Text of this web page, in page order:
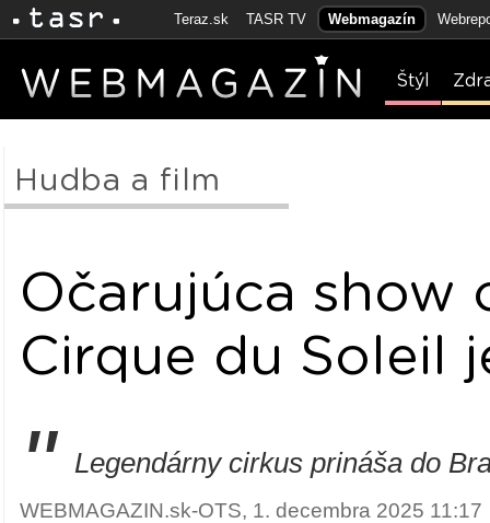
Teraz.sk TASR TV Webmagazín
Štýl
Hudba a film
Očarujúca show
Cirque du Soleil
" Legendárny cirkus prináša do
WEBMAGAZIN.sk-OTS, 1. decembra 2025 11:17